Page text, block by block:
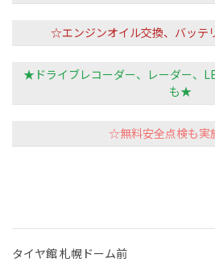
☆エンジンオイル交換、バッテ
★ドライブレコーダー、レーダー、
も★
☆無料安全点検も
タイヤ館 札幌ドーム前